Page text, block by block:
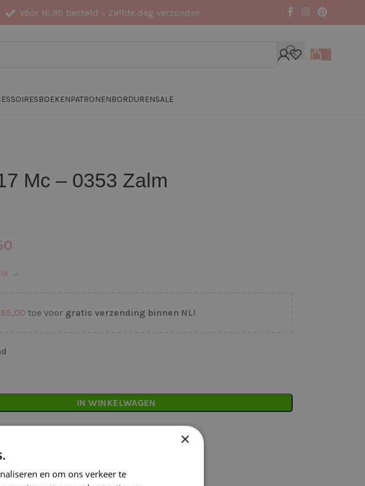
Vóór 16:30 besteld = Zelfde dag verzonden
BOEKENPATRONENBORDURENSALE
Mc – 0353 Zalm
→
55,00toe voor gratis verzending binnen NL!
IN WINKELWAGEN
vanaf €55,-
×
en om ons verkeer te